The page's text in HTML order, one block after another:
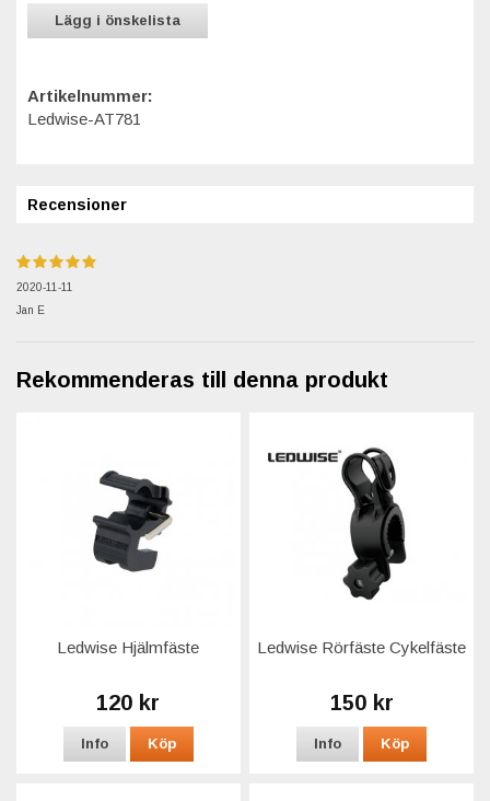
Lägg i önskelista
Artikelnummer:
Ledwise-AT781
Recensioner
2020-11-11
Jan E
Rekommenderas till denna produkt
Ledwise Hjälmfäste
120 kr
Info Köp
Ledwise Rörfäste Cykelfäste
150 kr
Info Köp